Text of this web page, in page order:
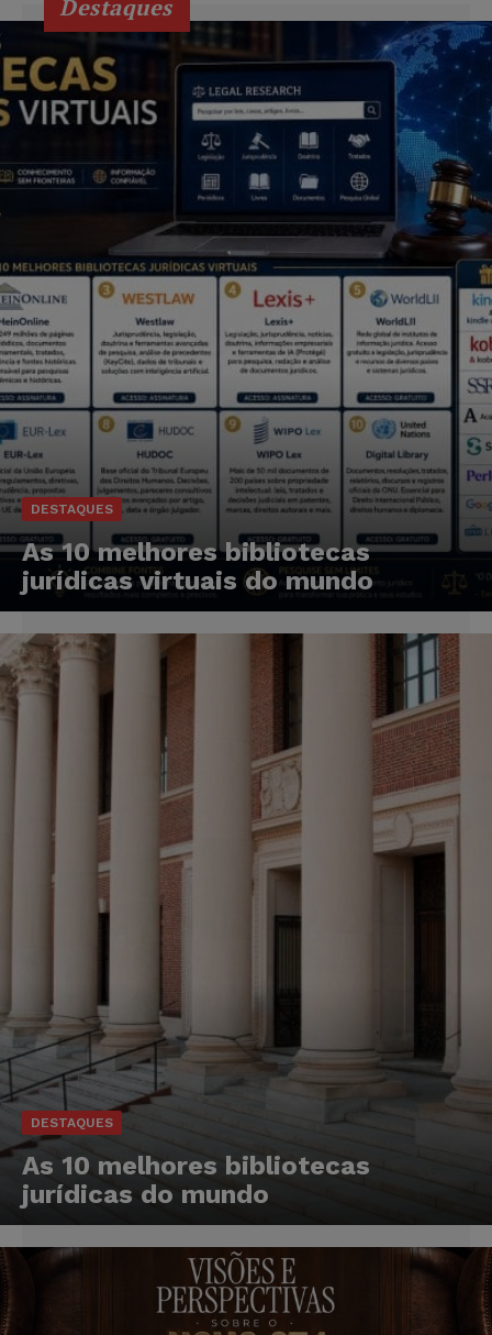
Destaques
DESTAQUES
As 10 melhores bibliotecas
jurídicas virtuais do mundo
DESTAQUES
As 10 melhores bibliotecas
jurídicas do mundo